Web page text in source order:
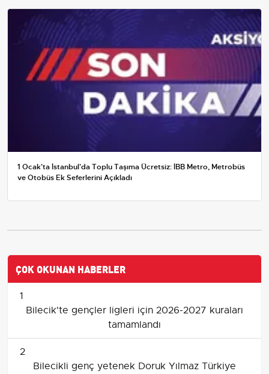
1 Ocak'ta İstanbul'da Toplu Taşıma Ücretsiz: İBB Metro, Metrobüs
ve Otobüs Ek Seferlerini Açıkladı
ÇOK OKUNAN HABERLER
1
Bilecik'te gençler ligleri için 2026-2027 kuraları
tamamlandı
2
Bilecikli genç yetenek Doruk Yılmaz Türkiye